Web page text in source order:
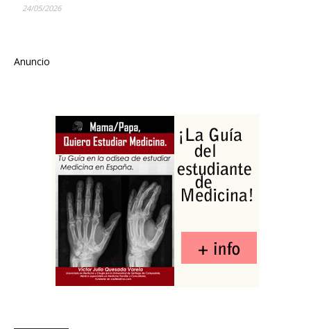
24/05/2026
Anuncio